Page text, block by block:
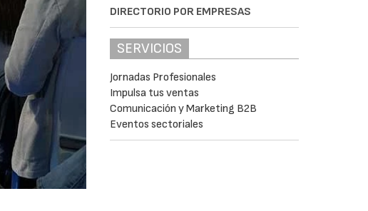
DIRECTORIO POR EMPRESAS
SERVICIOS
Jornadas Profesionales
Impulsa tus ventas
Comunicación y Marketing B2B
Eventos sectoriales